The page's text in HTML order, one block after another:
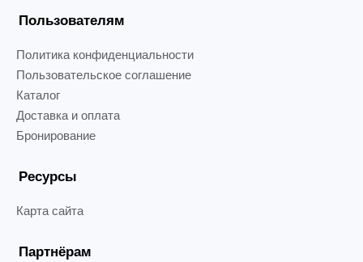
Пользователям
Политика конфиденциальности
Пользовательское соглашение
Каталог
Доставка и оплата
Бронирование
Ресурсы
Карта сайта
Партнёрам